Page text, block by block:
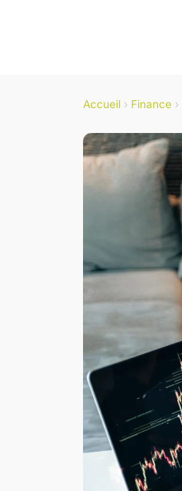
Accueil › Finance ›